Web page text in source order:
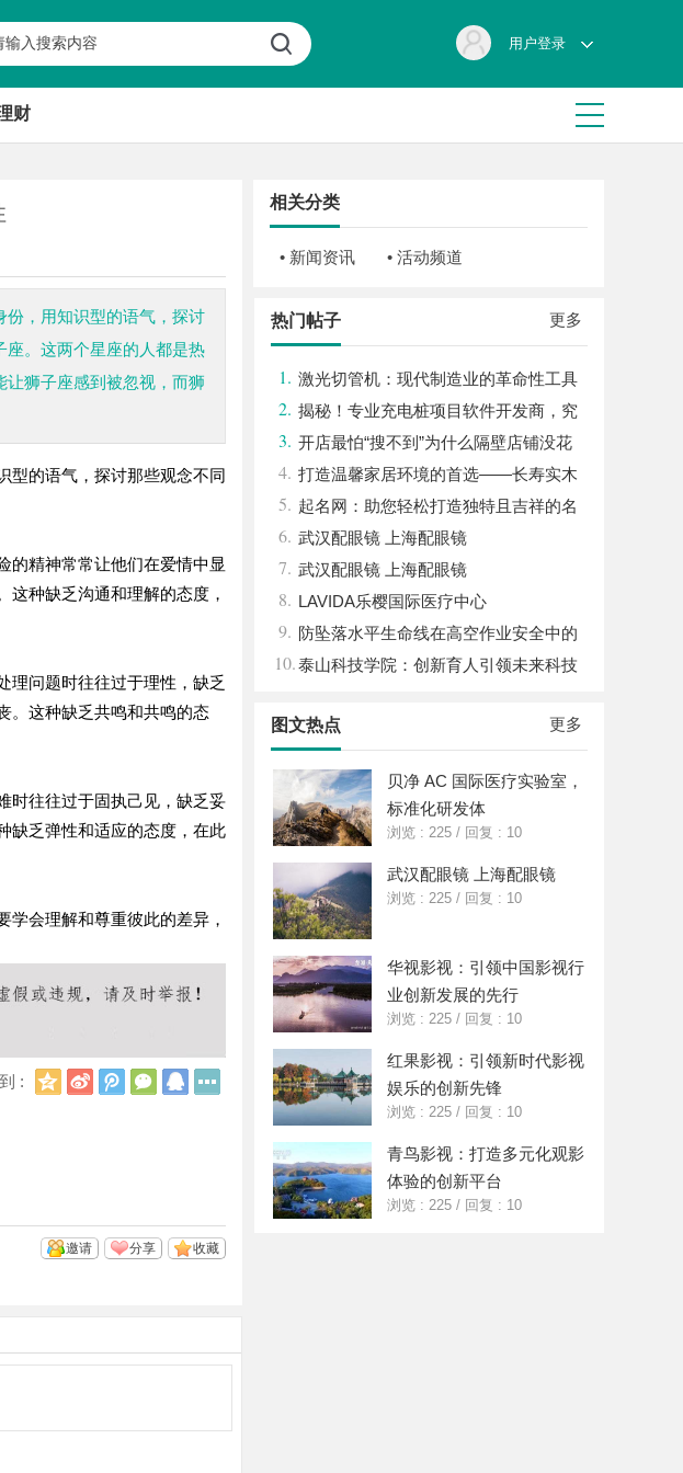
用户登录
财
份，用知识型的语气，探讨
座。这两个星座的人都是热
狮子座感到被忽视，而狮
型的语气，探讨那些观念不同
的精神常常让他们在爱情中显
种缺乏沟通和理解的态度，
理问题时往往过于理性，缺乏
。这种缺乏共鸣和共鸣的态
时往往过于固执己见，缺乏妥
缺乏弹性和适应的态度，在此
会理解和尊重彼此的差异，
:
Q
新
浪
腾
讯
微
信
Q
收藏
分享
邀请
相关分类
• 新闻资讯 • 活动频道
更多
热门帖子
1. 激光切管机：现代制造业的革命性工具
2. 揭秘！专业充电桩项目软件开发商，究
竟藏着哪些行业秘诀？
3. 开店最怕“搜不到”为什么隔壁店铺没花
钱，ai却天天给他免费派单？
4. 打造温馨家居环境的首选——长寿实木
门详解
5. 起名网：助您轻松打造独特且吉祥的名
字攻略
6. 武汉配眼镜 上海配眼镜
7. 武汉配眼镜 上海配眼镜
8. LAVIDA乐樱国际医疗中心
9. 防坠落水平生命线在高空作业安全中的
关键作用与应用解析
10.泰山科技学院：创新育人引领未来科技
更多
图文热点
贝净 AC 国际医疗实验室，
标准化研发体
浏览 : 225 / 回复 : 10
武汉配眼镜 上海配眼镜
浏览 : 225 / 回复 : 10
华视影视：引领中国影视行
业创新发展的先行
浏览 : 225 / 回复 : 10
红果影视：引领新时代影视
娱乐的创新先锋
浏览 : 225 / 回复 : 10
青鸟影视：打造多元化观影
体验的创新平台
浏览 : 225 / 回复 : 10